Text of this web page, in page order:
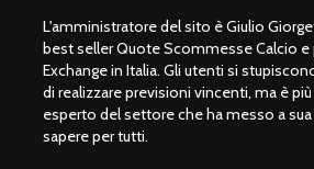
L'amministratore del sito è Giulio
best seller Quote Scommesse Calcio e
Exchange in Italia. Gli utenti si
di realizzare previsioni vincenti, ma è
esperto del settore che ha messo a
sapere per tutti.